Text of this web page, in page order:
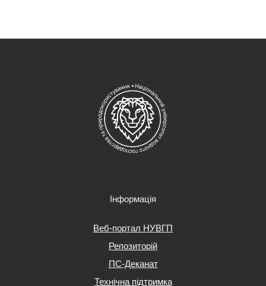
Інформація
Веб-портал НУВГП
Репозиторій
ПС-Деканат
Технічна підтримка